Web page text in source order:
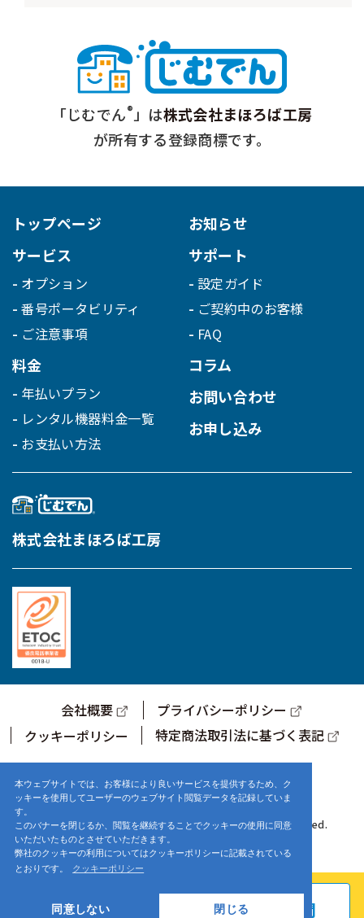
本ウェブサイトでは、お客様により良いサービスを提供するため、ク
ッキーを使用してユーザーのウェブサイト閲覧データを記録していま
す。
このバナーを閉じるか、閲覧を継続することでクッキーの使用に同意
いただいたものとさせていただきます。
弊社のクッキーの利用についてはクッキーポリシーに記載されている
とおりです。
クッキーポリシー
同意しない 閉じる
「じむでん® 」は株式会社まほろば工房
が所有する登録商標です。
トップページ
サービス
オプション
番号ポータビリティ
ご注意事項
料金
年払いプラン
レンタル機器料金一覧
お支払い方法
お知らせ
サポート
設定ガイド
ご契約中のお客様
FAQ
コラム
お問い合わせ
お申し込み
株式会社まほろば工房
会社概要
プライバシーポリシー
クッキーポリシー
特定商法取引法に基づく表記
サポートセンター営業時間
9:00～17:00 (土・日・祝日を除く)
© 2021-2025 株式会社まほろば工房. ALL Rights Reserved.
お申し込み よくある質問